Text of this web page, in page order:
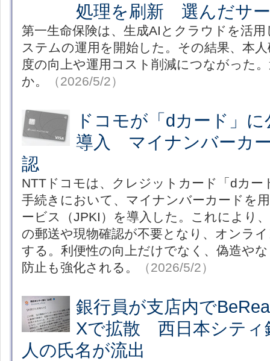
処理を刷新 選んだサ
第一生命保険は、生成AIとクラウドを活
ステムの運用を開始した。その結果、本
度の向上や運用コスト削減につながった
か。
（2026/5/2）
ドコモが「dカード」
導入 マイナンバーカ
認
NTTドコモは、クレジットカード「dカー
手続きにおいて、マイナンバーカードを
ービス（JPKI）を導入した。これにより
の郵送や現物確認が不要となり、オンラ
する。利便性の向上だけでなく、偽造や
防止も強化される。
（2026/5/2）
銀行員が支店内で
Xで拡散 西日本シテ
人の氏名が流出